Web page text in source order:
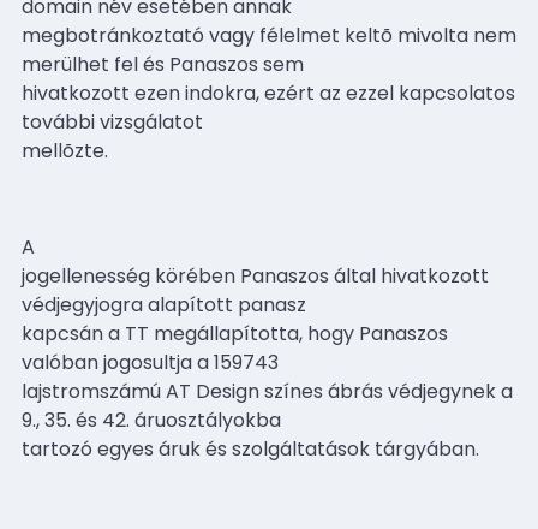
domain név esetében annak
megbotránkoztató vagy félelmet keltõ mivolta nem
merülhet fel és Panaszos sem
hivatkozott ezen indokra, ezért az ezzel kapcsolatos
további vizsgálatot
mellõzte.
A
jogellenesség körében Panaszos által hivatkozott
védjegyjogra alapított panasz
kapcsán a TT megállapította, hogy Panaszos
valóban jogosultja a 159743
lajstromszámú AT Design színes ábrás védjegynek a
9., 35. és 42. áruosztályokba
tartozó egyes áruk és szolgáltatások tárgyában.